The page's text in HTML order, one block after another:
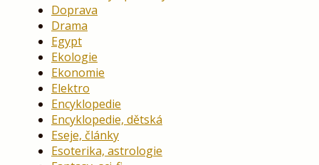
Doprava
Drama
Egypt
Ekologie
Ekonomie
Elektro
Encyklopedie
Encyklopedie, dětská
Eseje, články
Esoterika, astrologie